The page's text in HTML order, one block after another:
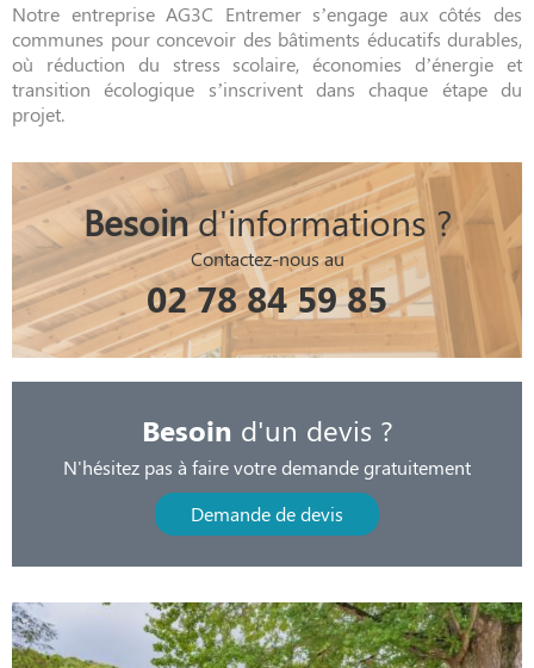
Notre entreprise AG3C Entremer s’engage aux côtés des
communes pour concevoir des bâtiments éducatifs durables,
où réduction du stress scolaire, économies d’énergie et
transition écologique s’inscrivent dans chaque étape du
projet.
Besoind'informations ?
Contactez-nous au
02 78 84 59 85
Besoin d'un devis ?
N'hésitez pas à faire votre demande gratuitement
Demande de devis